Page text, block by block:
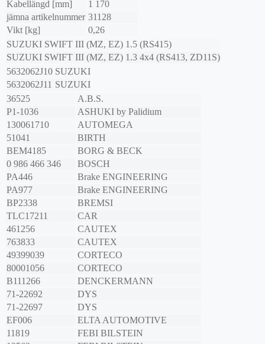
Kabellängd [mm]
1 170
jämna artikelnummer 31128
Vikt [kg]
0,26
SUZUKI SWIFT III (MZ, EZ) 1.5 (RS415)
SUZUKI SWIFT III (MZ, EZ) 1.3 4x4 (RS413, ZD11S)
5632062J10 SUZUKI
5632062J11 SUZUKI
36525
A.B.S.
P1-1036
ASHUKI by Palidium
130061710
AUTOMEGA
51041
BIRTH
BEM4185
BORG & BECK
0 986 466 346
BOSCH
PA446
Brake ENGINEERING
PA977
Brake ENGINEERING
BP2338
BREMSI
TLC17211
CAR
461256
CAUTEX
763833
CAUTEX
49399039
CORTECO
80001056
CORTECO
B111266
DENCKERMANN
71-22692
DYS
71-22697
DYS
EF006
ELTA AUTOMOTIVE
11819
FEBI BILSTEIN